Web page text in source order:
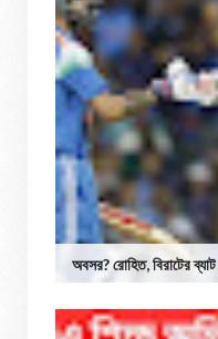
অবসর? রোহিত, বিরাটের